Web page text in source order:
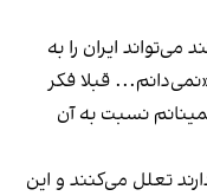
ایران را به
قبلا فکر
نسبت به آن
تعلل می‌کنند و این